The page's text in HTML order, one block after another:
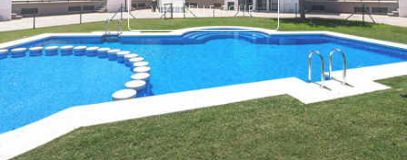
VIRTUELLE TOUR